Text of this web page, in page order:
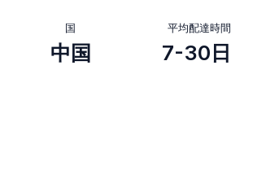
国
中国
平均配達時間
7-30日